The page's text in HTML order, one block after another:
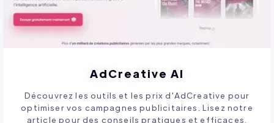
AdCreative AI
Découvrez les outils et les prix d'AdCreative pour
optimiser vos campagnes publicitaires. Lisez notre
article pour des conseils pratiques et efficaces.